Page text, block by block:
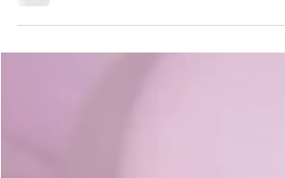
Newborn Mallu 12 dias